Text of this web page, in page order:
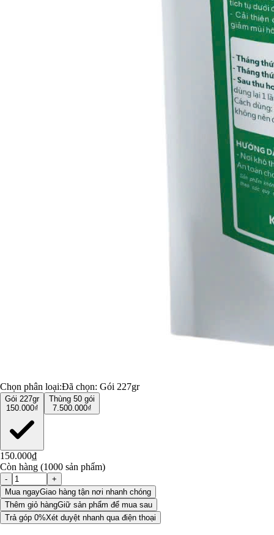
Chọn phân loại:Đã chọn: Gói 227gr
Gói 227gr
150.000₫
Thùng 50 gói
7.500.000₫
150.000₫
Còn hàng (1000 sản phẩm)
-
+
Mua ngayGiao hàng tận nơi nhanh chóng
Thêm giỏ hàngGiữ sản phẩm để mua sau
Trả góp 0%Xét duyệt nhanh qua điện thoại